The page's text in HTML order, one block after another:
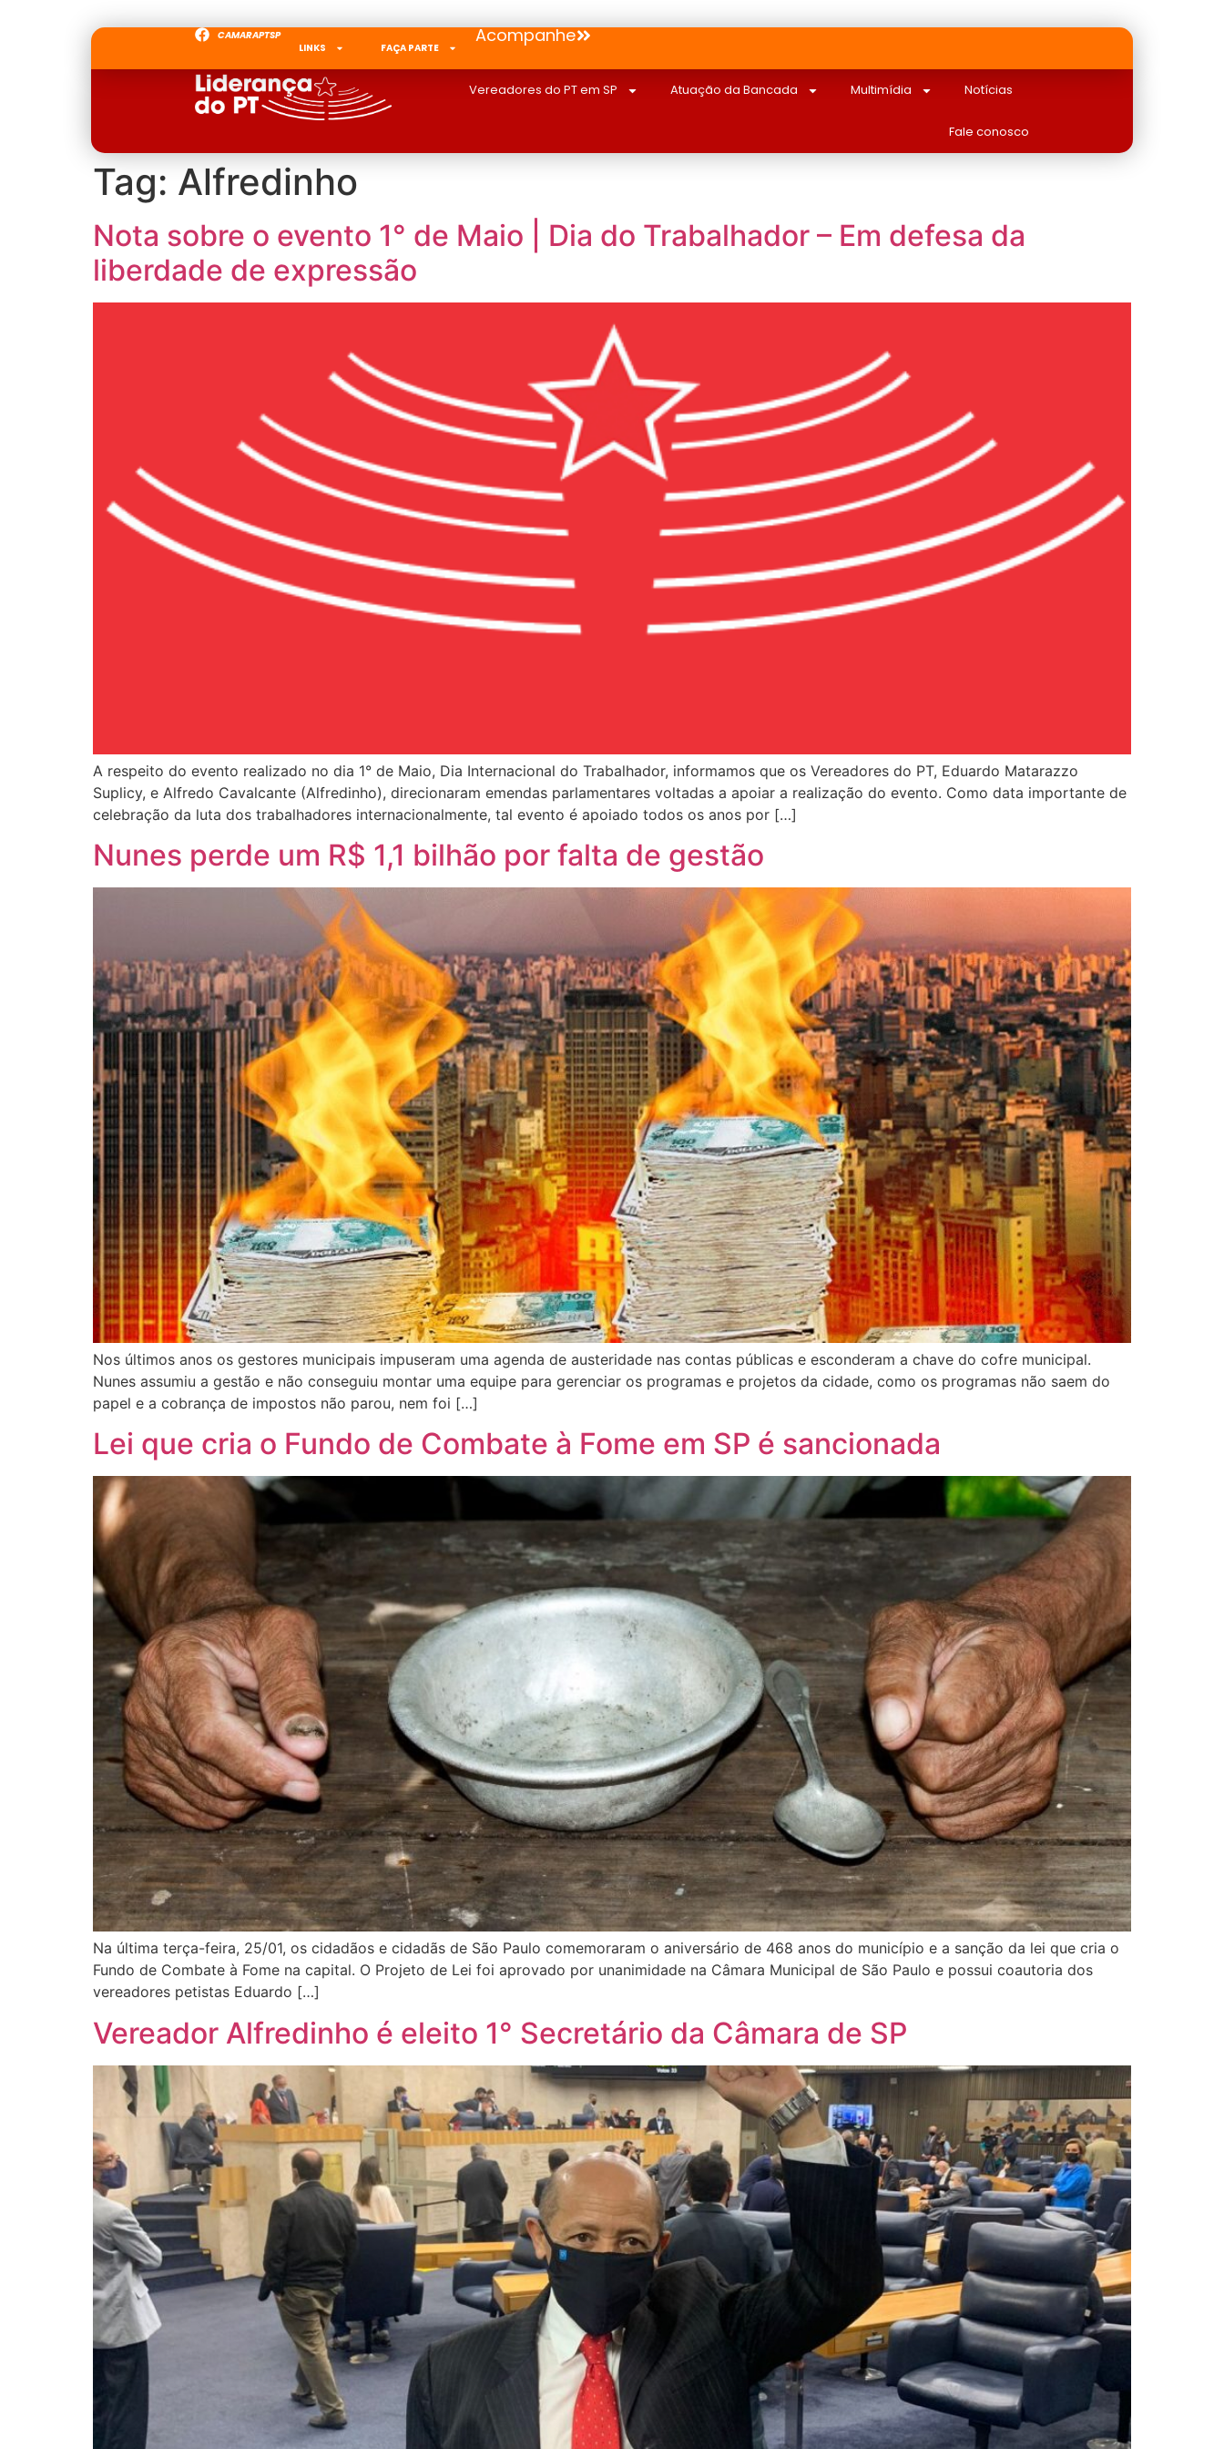
CAMARAPTSP
LINKS
FAÇA PARTE
Acompanhe
Vereadores do PT em SP Atuação da Bancada Multimídia Notícias
Fale conosco
Tag: Alfredinho
Nota sobre o evento 1° de Maio | Dia do Trabalhador – Em defesa da
liberdade de expressão
A respeito do evento realizado no dia 1° de Maio, Dia Internacional do Trabalhador, informamos que os Vereadores do PT, Eduardo Matarazzo
Suplicy, e Alfredo Cavalcante (Alfredinho), direcionaram emendas parlamentares voltadas a apoiar a realização do evento. Como data importante de
celebração da luta dos trabalhadores internacionalmente, tal evento é apoiado todos os anos por […]
Nunes perde um R$ 1,1 bilhão por falta de gestão
Nos últimos anos os gestores municipais impuseram uma agenda de austeridade nas contas públicas e esconderam a chave do cofre municipal.
Nunes assumiu a gestão e não conseguiu montar uma equipe para gerenciar os programas e projetos da cidade, como os programas não saem do
papel e a cobrança de impostos não parou, nem foi […]
Lei que cria o Fundo de Combate à Fome em SP é sancionada
Na última terça-feira, 25/01, os cidadãos e cidadãs de São Paulo comemoraram o aniversário de 468 anos do município e a sanção da lei que cria o
Fundo de Combate à Fome na capital. O Projeto de Lei foi aprovado por unanimidade na Câmara Municipal de São Paulo e possui coautoria dos
vereadores petistas Eduardo […]
Vereador Alfredinho é eleito 1° Secretário da Câmara de SP